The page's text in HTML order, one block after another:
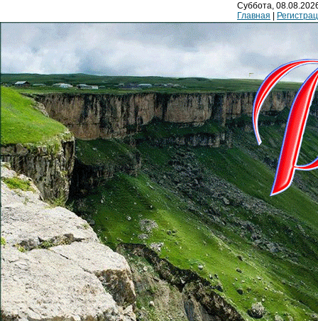
Суббота,
Главная